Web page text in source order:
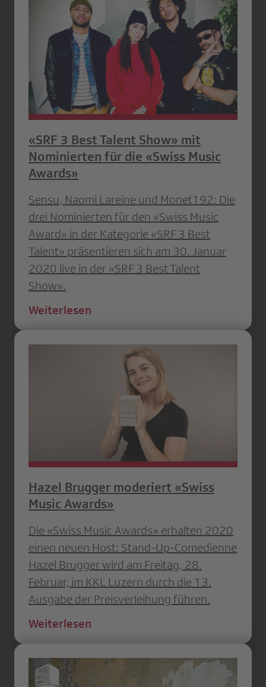
«SRF 3 Best Talent Show» mit
Nominierten für die «Swiss Music
Awards»
Sensu, Naomi Lareine und Monet192: Die
drei Nominierten für den «Swiss Music
Award» in der Kategorie «SRF 3 Best
Talent» präsentieren sich am 30. Januar
2020 live in der «SRF 3 Best Talent
Show».
Weiterlesen
Hazel Brugger moderiert «Swiss
Music Awards»
Die «Swiss Music Awards» erhalten 2020
einen neuen Host: Stand-Up-Comedienne
Hazel Brugger wird am Freitag, 28.
Februar, im KKL Luzern durch die 13.
Ausgabe der Preisverleihung führen.
Weiterlesen